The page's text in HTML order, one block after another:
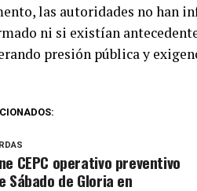
las autoridades no han
ni si existían
presión pública y
CEPC operativo preventivo
Sábado de Gloria en